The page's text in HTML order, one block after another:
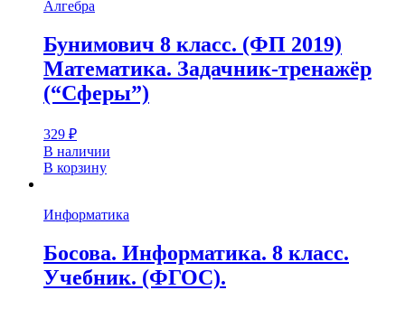
Алгебра
Бунимович 8 класс. (ФП 2019)
Математика. Задачник-тренажёр
(“Сферы”)
329 ₽
В наличии
В корзину
Информатика
Босова. Информатика. 8 класс.
Учебник. (ФГОС).